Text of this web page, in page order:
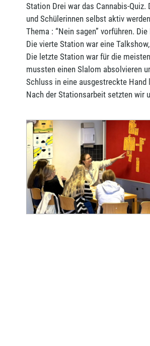
Station Drei war das Cannabis-
und Schülerinnen selbst aktiv
Thema : “Nein sagen” vorführen.
Die vierte Station war eine
Die letzte Station war für die
mussten einen Slalom absolvieren
Schluss in eine ausgestreckte
Nach der Stationsarbeit setzten wir